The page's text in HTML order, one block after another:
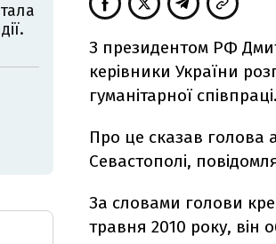
З президентом РФ
керівники України
гуманітарної співпраці.
Про це сказав голова
Севастополі,
За словами голови
травня 2010 року, він